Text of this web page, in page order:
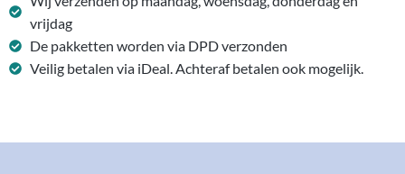
vrijdag
De pakketten worden via DPD verzonden
Veilig betalen via iDeal. Achteraf betalen ook mogelijk.